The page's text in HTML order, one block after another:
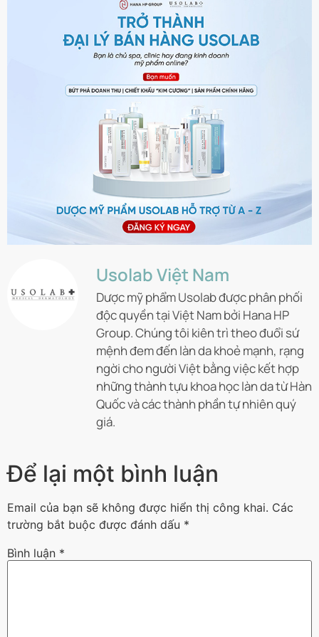
Usolab Việt Nam
Dược mỹ phẩm Usolab được phân phối
độc quyền tại Việt Nam bởi Hana HP
Group. Chúng tôi kiên trì theo đuổi sứ
mệnh đem đến làn da khoẻ mạnh, rạng
ngời cho người Việt bằng việc kết hợp
những thành tựu khoa học làn da từ Hàn
Quốc và các thành phần tự nhiên quý
giá.
Để lại một bình luận
Email của bạn sẽ không được hiển thị công khai. Các
trường bắt buộc được đánh dấu *
Bình luận *